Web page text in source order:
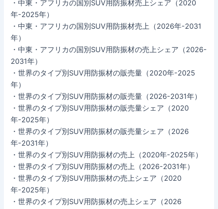
・中東・アフリカの国別SUV用防振材売上シェア（2020
年-2025年）
・中東・アフリカの国別SUV用防振材売上（2026年-2031
年）
・中東・アフリカの国別SUV用防振材の売上シェア（2026-
2031年）
・世界のタイプ別SUV用防振材の販売量（2020年-2025
年）
・世界のタイプ別SUV用防振材の販売量（2026-2031年）
・世界のタイプ別SUV用防振材の販売量シェア（2020
年-2025年）
・世界のタイプ別SUV用防振材の販売量シェア（2026
年-2031年）
・世界のタイプ別SUV用防振材の売上（2020年-2025年）
・世界のタイプ別SUV用防振材の売上（2026-2031年）
・世界のタイプ別SUV用防振材の売上シェア（2020
年-2025年）
・世界のタイプ別SUV用防振材の売上シェア（2026